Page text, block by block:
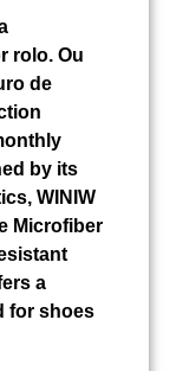
rolo. Ou
de
by its
WINIW
Microfiber
a
for shoes